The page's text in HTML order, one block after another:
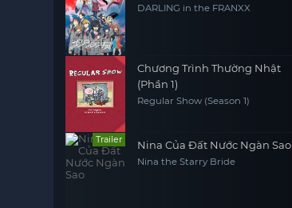
DARLING in the FRANXX
Chương Trình Thường Nhật
(Phần 1)
Regular Show (Season 1)
Trailer Nina Của Đất Nước Ngàn Sao
Nina the Starry Bride